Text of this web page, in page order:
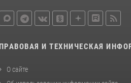
ПРАВОВАЯ И ТЕХНИЧЕСКАЯ
О сайте